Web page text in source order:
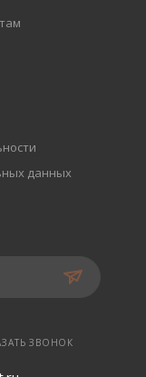
данных
ЗВОНОК